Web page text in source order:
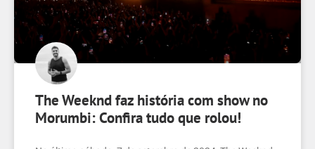
The Weeknd faz história com show no
Morumbi: Confira tudo que rolou!